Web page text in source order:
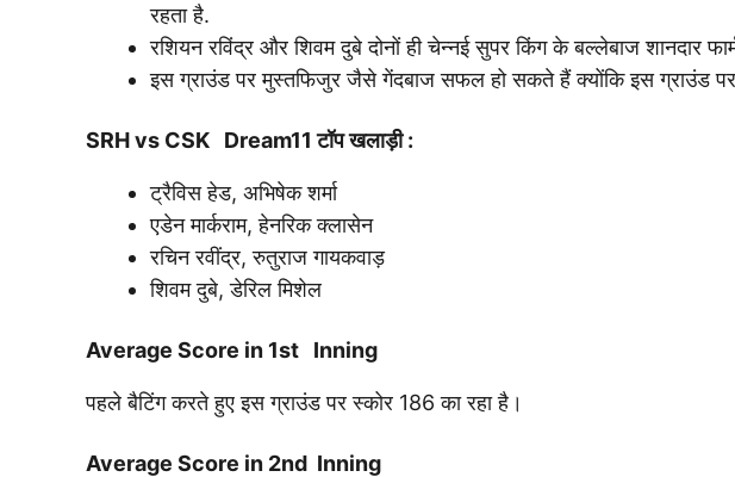
रहता है.
रशियन रविंद्र और शिवम दुबे दोनों ही चेन्नई सुपर किंग के बल्लेबाज शानदार
इस ग्राउंड पर मुस्तफिजुर जैसे गेंदबाज सफल हो सकते हैं क्योंकि इस ग्राउंड पर
SRH vs CSK Dream11 टॉप खलाड़ी :
ट्रैविस हेड, अभिषेक शर्मा
एडेन मार्कराम, हेनरिक क्लासेन
रचिन रवींद्र, रुतुराज गायकवाड़
शिवम दुबे, डेरिल मिशेल
Average Score in 1st Inning
पहले बैटिंग करते हुए इस ग्राउंड पर स्कोर 186 का रहा है।
Average Score in 2nd Inning